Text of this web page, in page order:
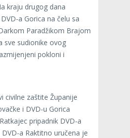
kraju drugog dana
a Gorica na čelu sa
Paradžikom Brajom
sve sudionike ovog
pokloni i
civilne zaštite Županije
i DVD-u Gorica
pripadnik DVD-a
a Raktitno uručena je